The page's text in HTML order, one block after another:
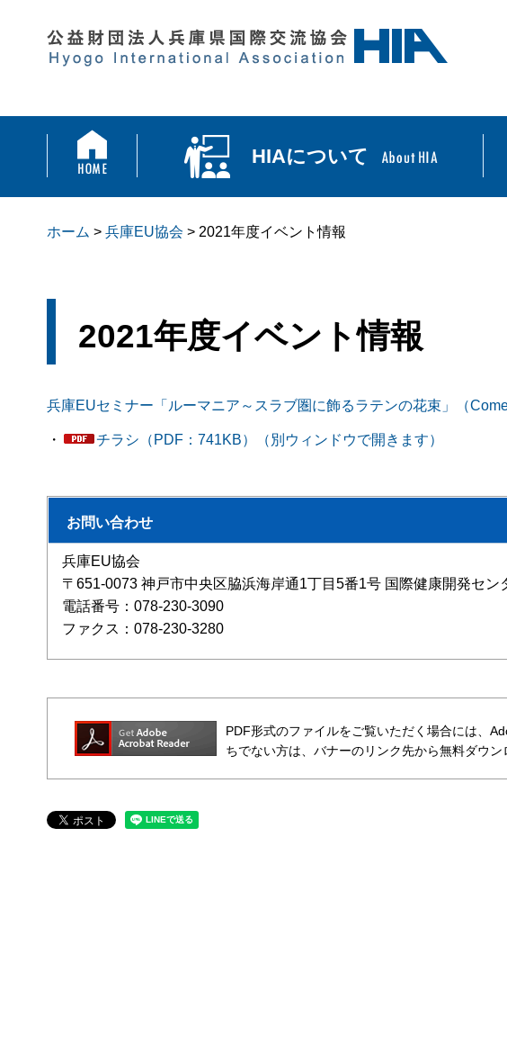
HIAについて
ホーム > 兵庫EU協会 > 2021年度イベント情報
2021年度イベント情報
兵庫EUセミナー「ルーマニア～スラブ圏に飾るラテンの花束」（
・ チラシ（PDF：741KB）（別ウィンドウで開きます）
お問い合わせ
兵庫EU協会
〒651-0073 神戸市中央区脇浜海岸通1丁目5番1号 国際健康開発セ
電話番号：078-230-3090
ファクス：078-230-3280
PDF形式のファイルをご覧いただく場合には、
ちでない方は、バナーのリンク先から無料ダウン